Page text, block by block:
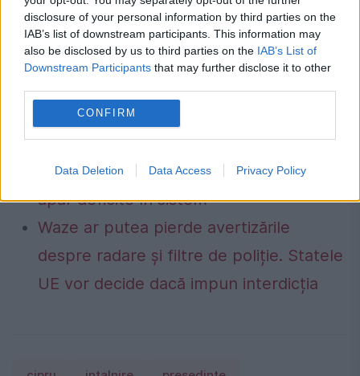
disclosure of your personal information by third parties on the
IAB’s list of downstream participants. This information may
also be disclosed by us to third parties on the IAB’s List of
Downstream Participants that may further disclose it to other
CONFIRM
Data Deletion Data Access Privacy Policy
război. La acel moment, nu s-a ajuns la nici
un rezultat.
Guvernul a adoptat noi măsuri de
siguranță pentru piața de energie
electrică. Transelectrica poate limita
consumul între orele 19:00 și 23:00 dacă
apar deficite în sistem
Waze ar putea pierde avertizările
despre radare și filtre de poliție. Statele
UE vor decide dacă impun interdicția